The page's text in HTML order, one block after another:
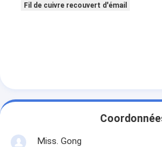
Fil de cuivre recouvert d'émail
Miss. Gong